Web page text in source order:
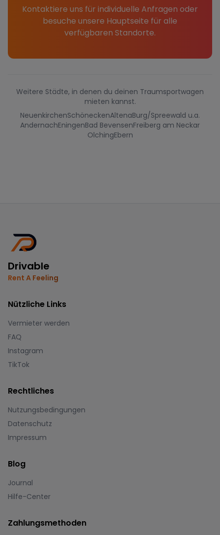
Kontaktiere uns für individuelle Anfragen oder
besuche unsere Hauptseite für alle
verfügbaren Standorte.
Weitere Städte, in denen du deinen Traumsportwagen
mieten kannst.
NeuenkirchenSchöneckenAltenaBurg/Spreewald u.a.
AndernachEningenBad BevensenFreiberg am Neckar
OlchingEbern
Drivable
Rent A Feeling
Nützliche Links
Vermieter werden
FAQ
Instagram
TikTok
Rechtliches
Nutzungsbedingungen
Datenschutz
Impressum
Blog
Journal
Hilfe-Center
Zahlungsmethoden